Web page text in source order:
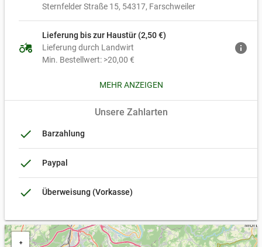
und künstlichen Dünger, gegen Beikräuter wird rein mechanisch
gearbeitet und eine gewisse Menge wird auch schlicht toleriert,
da es der Natur, den Insekten und insgesamt dem ganzen
Ökosystem hilft.
Gedüngt wird aktuell primär mit Zwischenfrüchten und
Sternfelder Straße 15 54317 Farschweiler
agriculture
Lieferung bis zur Haustür (2,50 €)
Lieferung durch Landwirt
Min. Bestellwert: >20,00 €
info
local_shipping
Paketversand (6,50 €)
Paketversand
Min. Bestellwert: >25,00 €
MEHR ANZEIGEN
Unsere Zahlarten
done Barzahlung
done Paypal
done Überweisung (Vorkasse)
+